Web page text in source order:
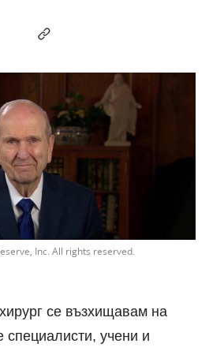
Inc. All rights reserved.
се възхищавам на
специалисти, учени и